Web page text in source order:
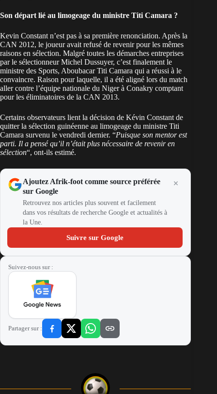
Son départ lié au limogeage du ministre Titi Camara ?
Kevin Constant n’est pas à sa première renonciation. Après la
CAN 2012, le joueur avait refusé de revenir pour les mêmes
raisons en sélection. Malgré toutes les démarches entreprises
par le sélectionneur Michel Dussuyer, c’est finalement le
ministre des Sports, Aboubacar Titi Camara qui a réussi à le
convaincre. Raison pour laquelle, il a été aligné lors du match
aller contre l’équipe nationale du Niger à Conakry comptant
pour les éliminatoires de la CAN 2013.
Certains observateurs lient la décision de Kévin Constant de
quitter la sélection guinéenne au limogeage du ministre Titi
Camara survenu le vendredi dernier. “Puisque son mentor est
parti. Il a pensé qu’il n’était plus nécessaire de revenir en
sélection“, ont-ils estimé.
Ajoutez Afrik-foot comme source préférée
sur Google
Retrouvez nos articles plus souvent et facilement
dans vos résultats de recherche Google et actualités à
la Une.
Suivre sur Google
Suivez-nous sur :
Partager sur :